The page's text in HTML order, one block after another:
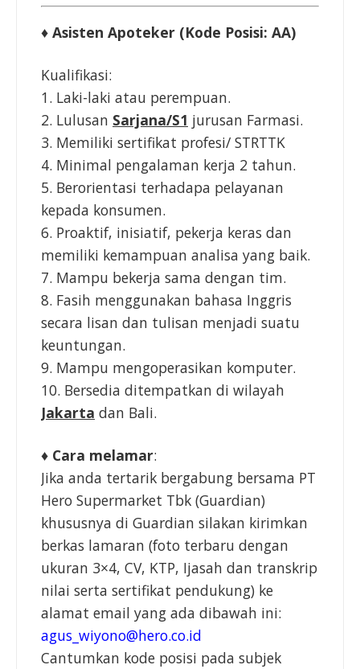
♦ Asisten Apoteker (Kode Posisi: AA)
Kualifikasi:
1. Laki-laki atau perempuan.
2. Lulusan Sarjana/S1 jurusan Farmasi.
3. Memiliki sertifikat profesi/ STRTTK
4. Minimal pengalaman kerja 2 tahun.
5. Berorientasi terhadapa pelayanan
kepada konsumen.
6. Proaktif, inisiatif, pekerja keras dan
memiliki kemampuan analisa yang baik.
7. Mampu bekerja sama dengan tim.
8. Fasih menggunakan bahasa Inggris
secara lisan dan tulisan menjadi suatu
keuntungan.
9. Mampu mengoperasikan komputer.
10. Bersedia ditempatkan di wilayah
Jakarta dan Bali.
♦ Cara melamar:
Jika anda tertarik bergabung bersama PT
Hero Supermarket Tbk (Guardian)
khususnya di Guardian silakan kirimkan
berkas lamaran (foto terbaru dengan
ukuran 3×4, CV, KTP, Ijasah dan transkrip
nilai serta sertifikat pendukung) ke
alamat email yang ada dibawah ini:
agus_wiyono@hero.co.id
Cantumkan kode posisi pada subjek